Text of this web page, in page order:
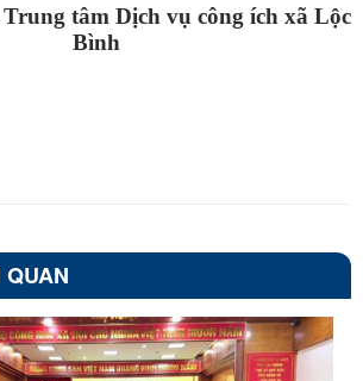
tâm Dịch vụ công ích xã Lộc
Bình